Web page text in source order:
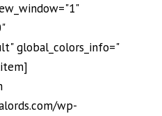
global_colors_info="
wp-